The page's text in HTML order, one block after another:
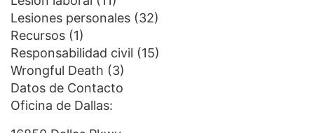
Lesiones personales (32)
Recursos (1)
Responsabilidad civil (15)
Wrongful Death (3)
Datos de Contacto
Oficina de Dallas: